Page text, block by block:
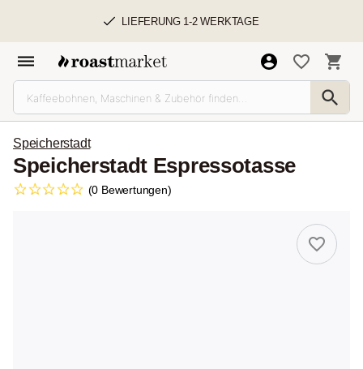
LIEFERUNG 1-2 WERKTAGE
Speicherstadt
Speicherstadt Espressotasse
(0 Bewertungen)